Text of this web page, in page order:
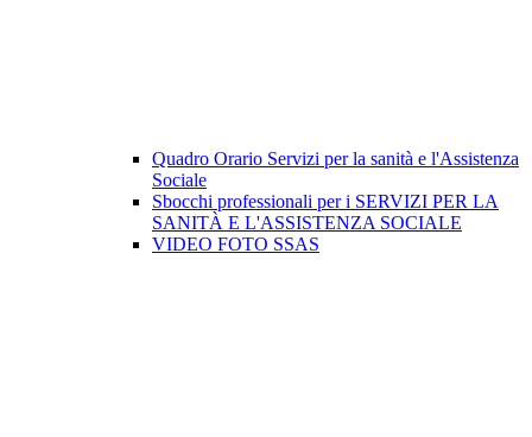
Quadro Orario Servizi per la sanità e l'Assistenza
Sociale
Sbocchi professionali per i SERVIZI PER LA
SANITÀ E L'ASSISTENZA SOCIALE
VIDEO FOTO SSAS